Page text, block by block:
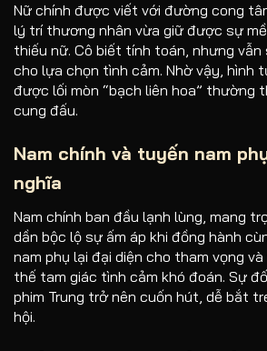
Nữ chính được viết với đường cong
lý trí thương nhân vừa giữ được sự
thiếu nữ. Cô biết tính toán, nhưng vẫn
cho lựa chọn tình cảm. Nhờ vậy, hình
được lối mòn “bạch liên hoa” thường
cung đấu.
Nam chính và tuyến nam
nghĩa
Nam chính ban đầu lạnh lùng, mang
dần bộc lộ sự ấm áp khi đồng hành
nam phụ lại đại diện cho tham vọng
thế tam giác tình cảm khó đoán. Sự
phim Trung trở nên cuốn hút, dễ bắt
hội.